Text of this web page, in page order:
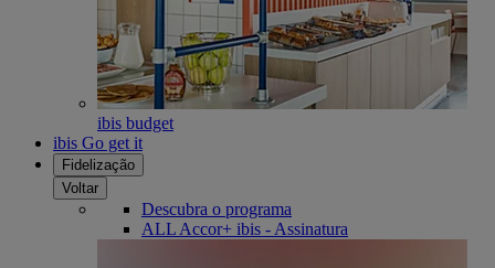
ibis budget
ibis Go get it
Fidelização
Voltar
Descubra o programa
ALL Accor+ ibis - Assinatura